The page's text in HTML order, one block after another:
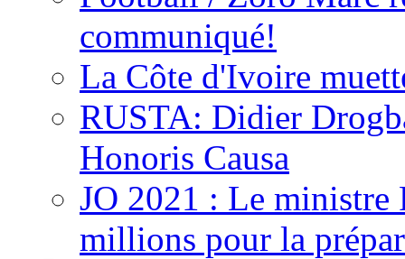
communiqué!
La Côte d'Ivoire
RUSTA: Didier
Honoris Causa
JO 2021 : Le ministre
millions pour la